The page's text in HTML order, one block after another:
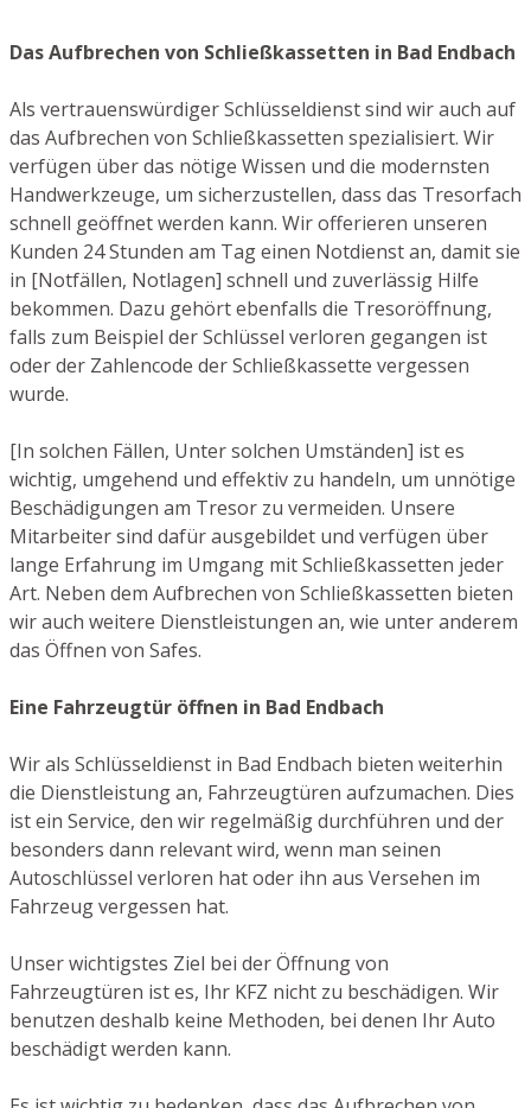
Das Aufbrechen von Schließkassetten in Bad Endbach
Als vertrauenswürdiger Schlüsseldienst sind wir auch auf
das Aufbrechen von Schließkassetten spezialisiert. Wir
verfügen über das nötige Wissen und die modernsten
Handwerkzeuge, um sicherzustellen, dass das Tresorfach
schnell geöffnet werden kann. Wir offerieren unseren
Kunden 24 Stunden am Tag einen Notdienst an, damit sie
in [Notfällen, Notlagen] schnell und zuverlässig Hilfe
bekommen. Dazu gehört ebenfalls die Tresoröffnung,
falls zum Beispiel der Schlüssel verloren gegangen ist
oder der Zahlencode der Schließkassette vergessen
wurde.
[In solchen Fällen, Unter solchen Umständen] ist es
wichtig, umgehend und effektiv zu handeln, um unnötige
Beschädigungen am Tresor zu vermeiden. Unsere
Mitarbeiter sind dafür ausgebildet und verfügen über
lange Erfahrung im Umgang mit Schließkassetten jeder
Art. Neben dem Aufbrechen von Schließkassetten bieten
wir auch weitere Dienstleistungen an, wie unter anderem
das Öffnen von Safes.
Eine Fahrzeugtür öffnen in Bad Endbach
Wir als Schlüsseldienst in Bad Endbach bieten weiterhin
die Dienstleistung an, Fahrzeugtüren aufzumachen. Dies
ist ein Service, den wir regelmäßig durchführen und der
besonders dann relevant wird, wenn man seinen
Autoschlüssel verloren hat oder ihn aus Versehen im
Fahrzeug vergessen hat.
Unser wichtigstes Ziel bei der Öffnung von
Fahrzeugtüren ist es, Ihr KFZ nicht zu beschädigen. Wir
benutzen deshalb keine Methoden, bei denen Ihr Auto
beschädigt werden kann.